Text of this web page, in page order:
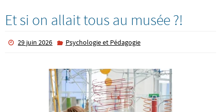
Et si on allait tous au musée ?!
29 juin 2026 Psychologie et Pédagogie